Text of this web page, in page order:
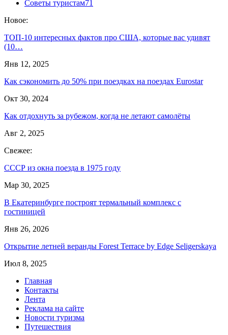
Советы туристам71
Новое:
ТОП-10 интересных фактов про США, которые вас удивят
(10…
Янв 12, 2025
Как сэкономить до 50% при поездках на поездах Eurostar
Окт 30, 2024
Как отдохнуть за рубежом, когда не летают самолёты
Авг 2, 2025
Свежее:
СССР из окна поезда в 1975 году
Мар 30, 2025
В Екатеринбурге построят термальный комплекс с
гостиницей
Янв 26, 2026
Открытие летней веранды Forest Terrace by Edge Seligerskaya
Июл 8, 2025
Главная
Контакты
Лента
Реклама на сайте
Новости туризма
Путешествия